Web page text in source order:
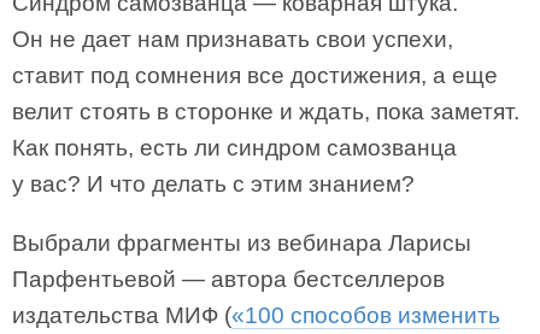
Он не дает нам признавать свои успехи,
ставит под сомнения все достижения, а еще
велит стоять в сторонке и ждать, пока заметят.
Как понять, есть ли синдром самозванца
у вас? И что делать с этим знанием?
Выбрали фрагменты из вебинара Ларисы
Парфентьевой — автора бестселлеров
издательства МИФ («100 способов изменить